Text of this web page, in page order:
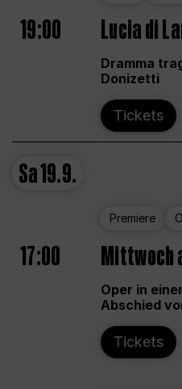
19:00 Lucia di
Dramma
Donizetti
Tickets
Sa19.9.
Premiere
17:00 Mittwoch
Oper in
Abschied
Tickets